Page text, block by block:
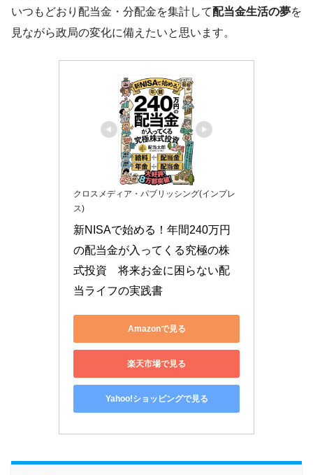
いつもどおり配当金・分配金を集計して配当金生活の夢を
見ながら政局の変化に備えたいと思います。
クロスメディア・パブリッシング(インプレ
ス)
新NISAで始める！年間240万円
の配当金が入ってくる究極の株
式投資　将来お金に困らない配
当ライフの実践書
Amazonで見る
楽天市場で見る
Yahoo!ショッピングで見る